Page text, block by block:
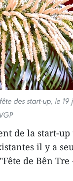
des start-up, le 19
de la start-up
il y a
de Bên Tre